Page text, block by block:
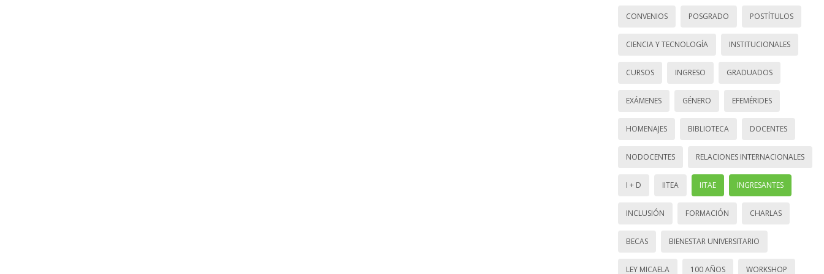
CONVENIOS POSGRADO POSTÍTULOS
CIENCIA Y TECNOLOGÍA INSTITUCIONALES
CURSOS INGRESO GRADUADOS
EXÁMENES GÉNERO EFEMÉRIDES
HOMENAJES BIBLIOTECA DOCENTES
NODOCENTES RELACIONES INTERNACIONALES
I + D IITEA IITAE INGRESANTES
INCLUSIÓN FORMACIÓN CHARLAS
BECAS BIENESTAR UNIVERSITARIO
LEY MICAELA 100 AÑOS WORKSHOP